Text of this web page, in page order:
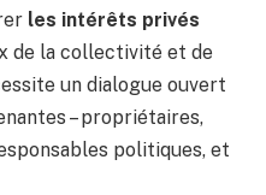
les intérêts privés
de la collectivité et de
un dialogue ouvert
– propriétaires,
politiques, et